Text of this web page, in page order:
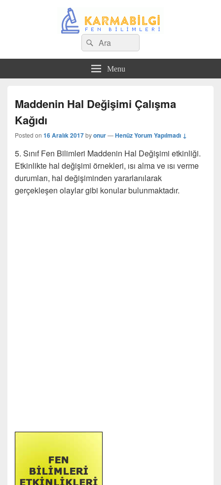
Search
for:
Ara
Menu
Maddenin Hal Değişimi Çalışma
Kağıdı
Posted on 16 Aralık 2017byonur—Henüz Yorum Yapılmadı ↓
5. Sınıf Fen Bilimleri Maddenin Hal Değişimi etkinliği.
Etkinlikte hal değişimi örnekleri, ısı alma ve ısı verme
durumları, hal değişiminden yararlanılarak
gerçekleşen olaylar gibi konular bulunmaktadır.